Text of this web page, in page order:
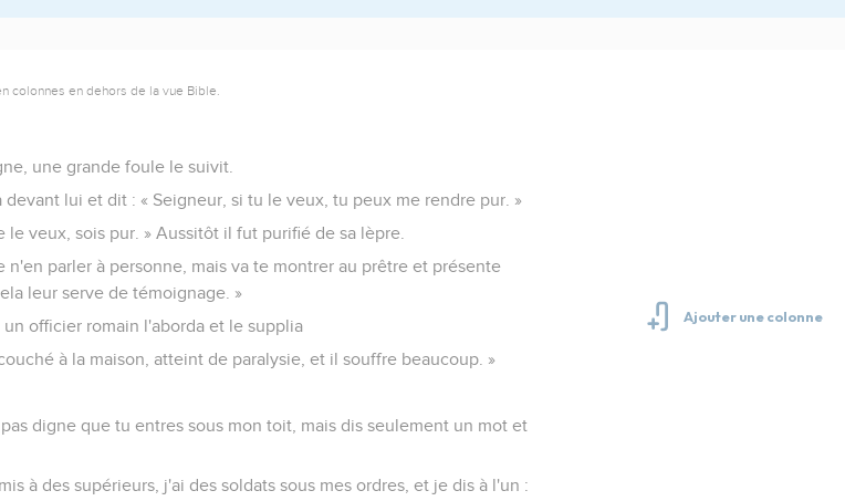
colonnes en dehors de la vue Bible.
une grande foule le suivit.
lui et dit : « Seigneur, si tu le veux, tu peux me rendre pur. »
veux, sois pur. » Aussitôt il fut purifié de sa lèpre.
n'en parler à personne, mais va te montrer au prêtre et présente
leur serve de témoignage. »
officier romain l'aborda et le supplia
à la maison, atteint de paralysie, et il souffre beaucoup. »
pas digne que tu entres sous mon toit, mais dis seulement un mot et
à des supérieurs, j'ai des soldats sous mes ordres, et je dis à l'un :